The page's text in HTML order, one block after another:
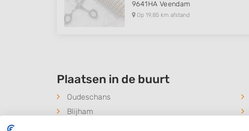
9641HA Veendam
Op 19,85 km afstand
Plaatsen in de buurt
Oudeschans
Blijham